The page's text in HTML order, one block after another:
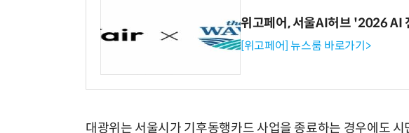
위고페어, 서울AI허브 '2026 AI
[위고페어] 뉴스룸 바로가기>
대광위는 서울시가 기후동행카드 사업을 종료하는 경우에도